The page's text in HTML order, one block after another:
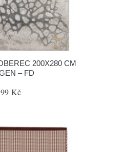
200X280 CM
– FD
Kč